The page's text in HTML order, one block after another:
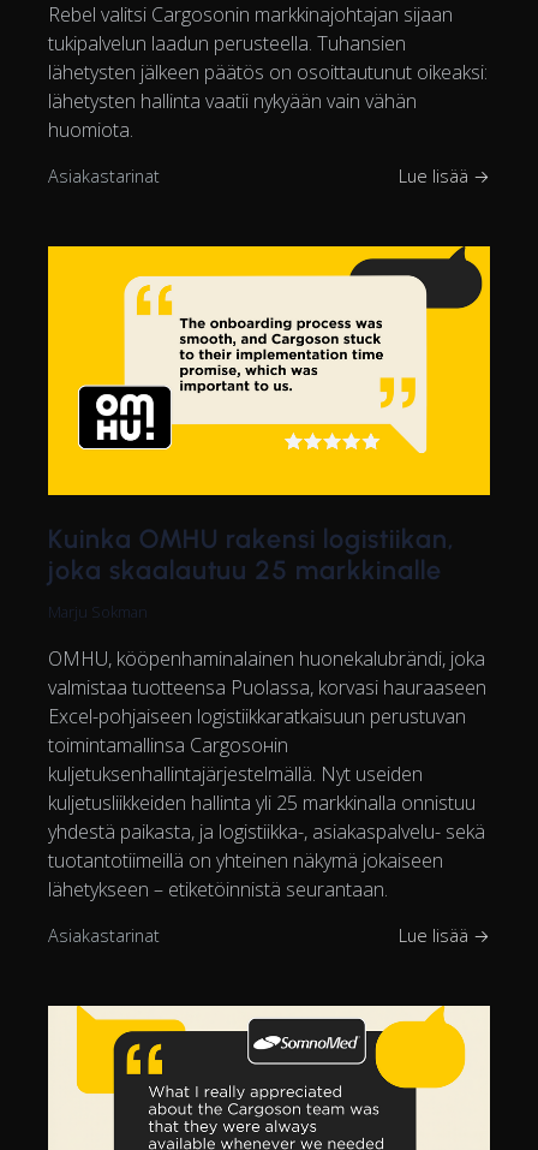
Rebel valitsi Cargosonin markkinajohtajan sijaan
tukipalvelun laadun perusteella. Tuhansien
lähetysten jälkeen päätös on osoittautunut oikeaksi:
lähetysten hallinta vaatii nykyään vain vähän
huomiota.
Asiakastarinat Lue lisää →
Kuinka OMHU rakensi logistiikan,
joka skaalautuu 25 markkinalle
Marju Sokman
OMHU, kööpenhaminalainen huonekalubrändi, joka
valmistaa tuotteensa Puolassa, korvasi hauraaseen
Excel-pohjaiseen logistiikkaratkaisuun perustuvan
toimintamallinsa Cargosонin
kuljetuksenhallintajärjestelmällä. Nyt useiden
kuljetusliikkeiden hallinta yli 25 markkinalla onnistuu
yhdestä paikasta, ja logistiikka-, asiakaspalvelu- sekä
tuotantotiimeillä on yhteinen näkymä jokaiseen
lähetykseen – etiketöinnistä seurantaan.
Asiakastarinat Lue lisää →